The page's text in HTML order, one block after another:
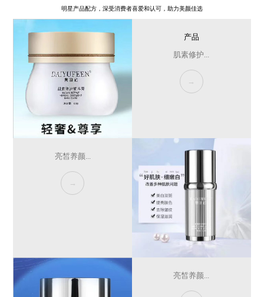
明星产品配方，深受消费者喜爱和认可，助力美颜佳选
产品
肌素修护...
→
亮皙养颜...
→
亮皙养颜...